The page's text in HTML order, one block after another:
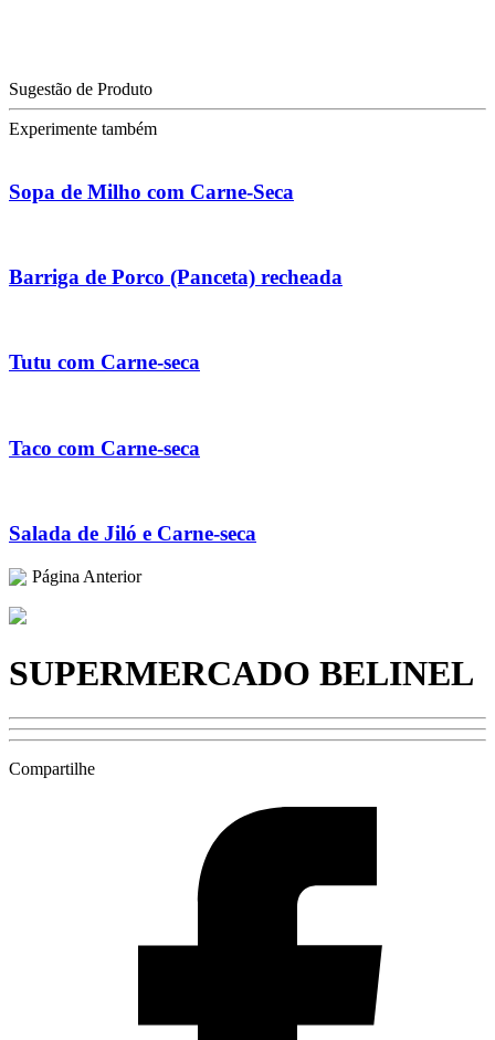
Sugestão de Produto
Experimente também
Sopa de Milho com Carne-Seca
Barriga de Porco (Panceta) recheada
Tutu com Carne-seca
Taco com Carne-seca
Salada de Jiló e Carne-seca
Página Anterior
SUPERMERCADO BELINEL
Compartilhe